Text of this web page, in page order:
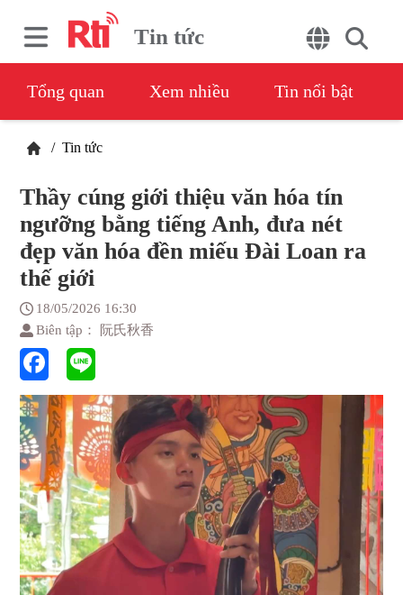
Tin tức
Tổng quan Xem nhiều Tin nổi bật
/ Tin tức
Thầy cúng giới thiệu văn hóa tín
ngưỡng bằng tiếng Anh, đưa nét
đẹp văn hóa đền miếu Đài Loan ra
thế giới
18/05/2026 16:30
Biên tập： 阮氏秋香